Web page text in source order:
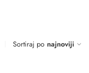
Sortiraj po najnoviji